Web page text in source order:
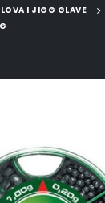
I JIGG GLAVE